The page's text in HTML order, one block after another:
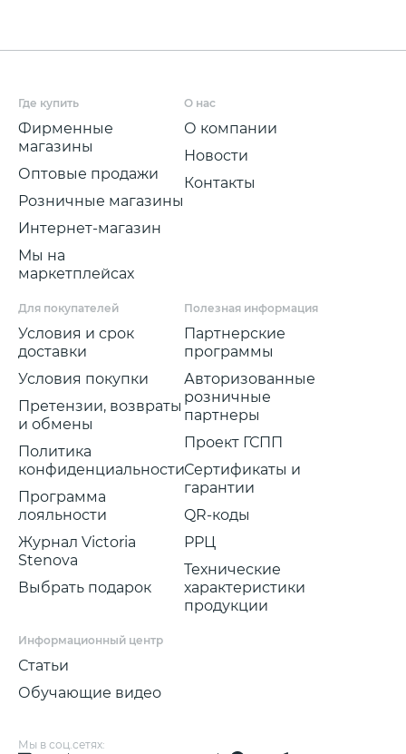
Где купить
Фирменные
магазины
Оптовые продажи
Розничные магазины
Интернет-магазин
Мы на
маркетплейсах
О нас
О компании
Новости
Контакты
Для покупателей
Условия и срок
доставки
Условия покупки
Претензии, возвраты
и обмены
Политика
конфиденциальности
Программа
лояльности
Журнал Victoria
Stenova
Выбрать подарок
Полезная информация
Партнерские
программы
Авторизованные
розничные
партнеры
Проект ГСПП
Сертификаты и
гарантии
QR-коды
РРЦ
Технические
характеристики
продукции
Информационный центр
Статьи
Обучающие видео
Мы в соц.сетях: